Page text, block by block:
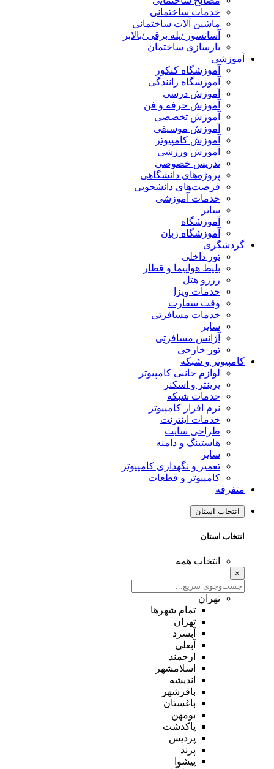
خدمات ساختمانی
ماشین آلات ساختمانی
آسانسور /پله برقی /بالابر
بازسازی ساختمان
آموزشی
آموزشگاه کنکور
آموزشگاه رانندگی
آموزش درسی
آموزش حرفه و فن
آموزش تخصصی
آموزش موسیقی
آموزش کامپیوتر
آموزش ورزشی
تدریس خصوصی
پروژه‌های دانشگاهی
فرصت‌های دانشجویی
خدمات آموزشی
سایر
آموزشگاه
آموزشگاه زبان
گردشگری
تور داخلی
بلیط هواپیما و قطار
رزرو هتل
خدمات ویزا
وقت سفارت
خدمات مسافرتی
سایر
آژانس مسافرتی
تور خارجی
کامپیوتر و شبکه
لوازم جانبی کامپیوتر
پرینتر و اسکنر
خدمات شبکه
نرم افزار کامپیوتر
خدمات اینترنت
طراحی سایت
هاستینگ و دامنه
سایر
تعمیر و نگهداری کامپیوتر
کامپیوتر و قطعات
متفرقه
انتخاب استان
انتخاب استان
انتخاب همه
×
تهران
تمام شهر‌ها
تهران
آبسرد
آبعلی
ارجمند
اسلامشهر
اندیشه
باقرشهر
باغستان
بومهن
پاکدشت
پردیس
پرند
پیشوا